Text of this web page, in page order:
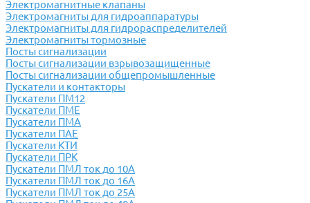
Электромагнитные клапаны
Электромагниты для гидроаппаратуры
Электромагниты для гидрораспределителей
Электромагниты тормозные
Посты сигнализации
Посты сигнализации взрывозащищенные
Посты сигнализации общепромышленные
Пускатели и контакторы
Пускатели ПМ12
Пускатели ПМЕ
Пускатели ПМА
Пускатели ПАЕ
Пускатели КТИ
Пускатели ПРК
Пускатели ПМЛ ток до 10А
Пускатели ПМЛ ток до 16А
Пускатели ПМЛ ток до 25А